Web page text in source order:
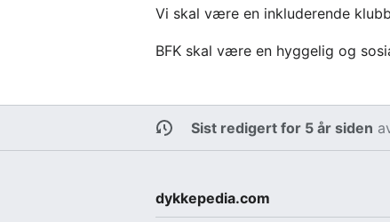
Vi skal være en inkluderende
BFK skal være en hyggelig og
Sist redigert for 5 år siden
dykkepedia.com